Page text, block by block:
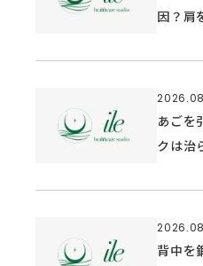
因？肩
あごを
クは治
背中を